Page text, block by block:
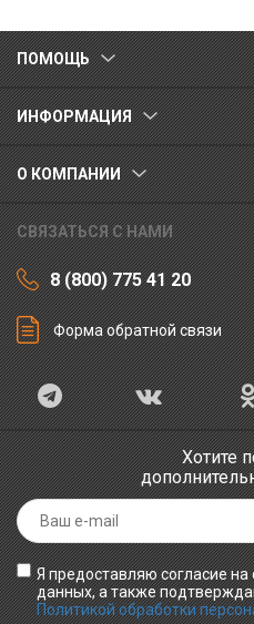
ПОМОЩЬ
ИНФОРМАЦИЯ
О КОМПАНИИ
СВЯЗАТЬСЯ С НАМИ
8 (800) 775 41 20
Форма обратной связи
Хотите
Я предоставляю согласие
данных, а также
Политикой обработки